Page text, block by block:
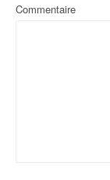
Commentaire